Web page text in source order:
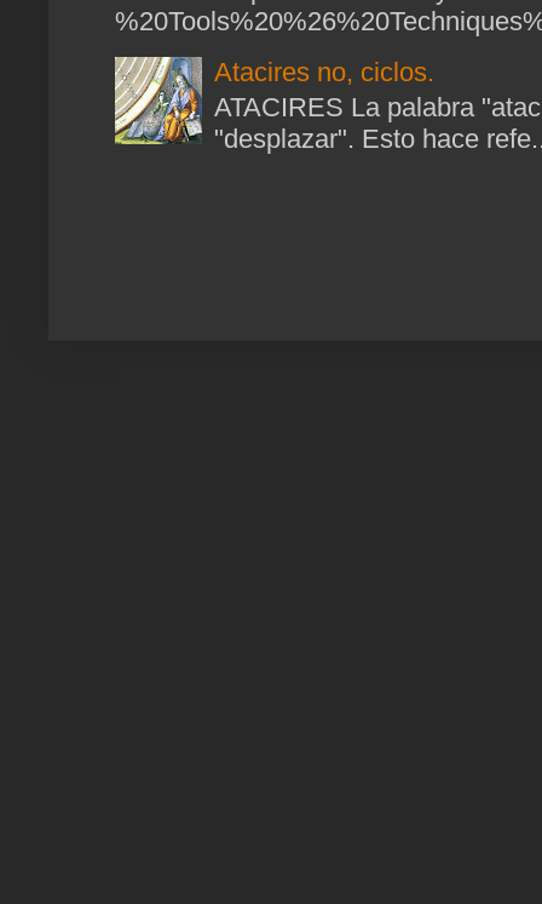
Atacires no, ciclos.
ATACIRES La palabra
"desplazar". Esto hace